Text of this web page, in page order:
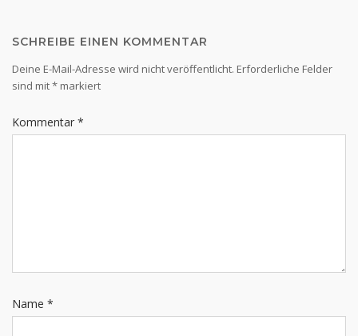
SCHREIBE EINEN KOMMENTAR
Deine E-Mail-Adresse wird nicht veröffentlicht. Erforderliche Felder
sind mit* markiert
Kommentar *
Name *